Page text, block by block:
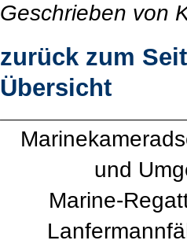
Geschrieben von
zurück zum
Übersicht
und
Marine-